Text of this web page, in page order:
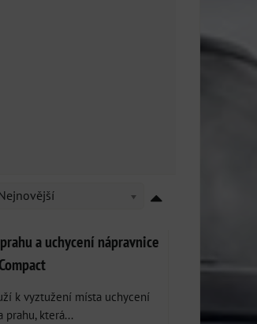
a uchycení nápravnice
k vyztužení místa uchycení
prahu, která...